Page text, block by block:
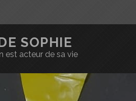
SOPHIE
est acteur de sa vie